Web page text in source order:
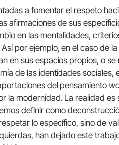
a fomentar el respeto
afirmaciones de sus
en las mentalidades,
por ejemplo, en el caso de
en sus espacios propios, o
de las identidades sociales,
del pensamiento
la modernidad. La realidad es
definir como
lo específico, sino de
han dejado este